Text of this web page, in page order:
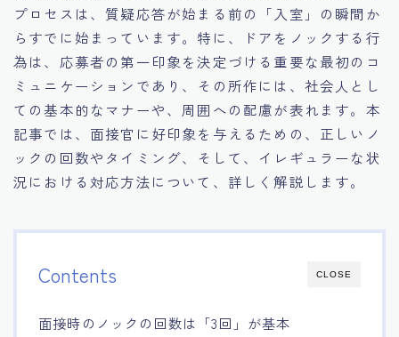
14.キャリアアップのための面接戦略
15.職場適応力をアピールする方法
16.エージェントと良好な関係を築く方法
17.面接でブランクを効果的に伝える方法
プロセスは、質疑応答が始まる前の「入室」の瞬間か
らすでに始まっています。特に、ドアをノックする行
為は、応募者の第一印象を決定づける重要な最初のコ
ミュニケーションであり、その所作には、社会人とし
ての基本的なマナーや、周囲への配慮が表れます。本
記事では、面接官に好印象を与えるための、正しいノ
ックの回数やタイミング、そして、イレギュラーな状
況における対応方法について、詳しく解説します。
CLOSE
Contents
面接時のノックの回数は「3回」が基本